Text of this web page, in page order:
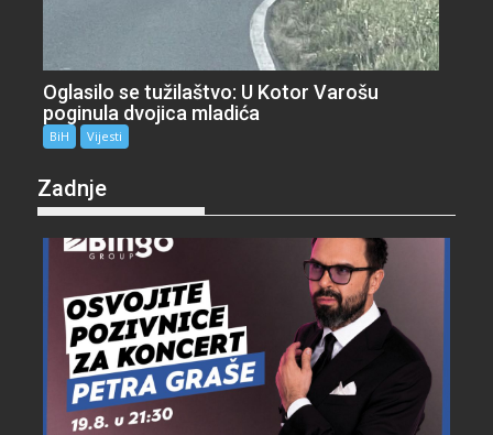
Oglasilo se tužilaštvo: U Kotor Varošu
poginula dvojica mladića
BiH Vijesti
Zadnje